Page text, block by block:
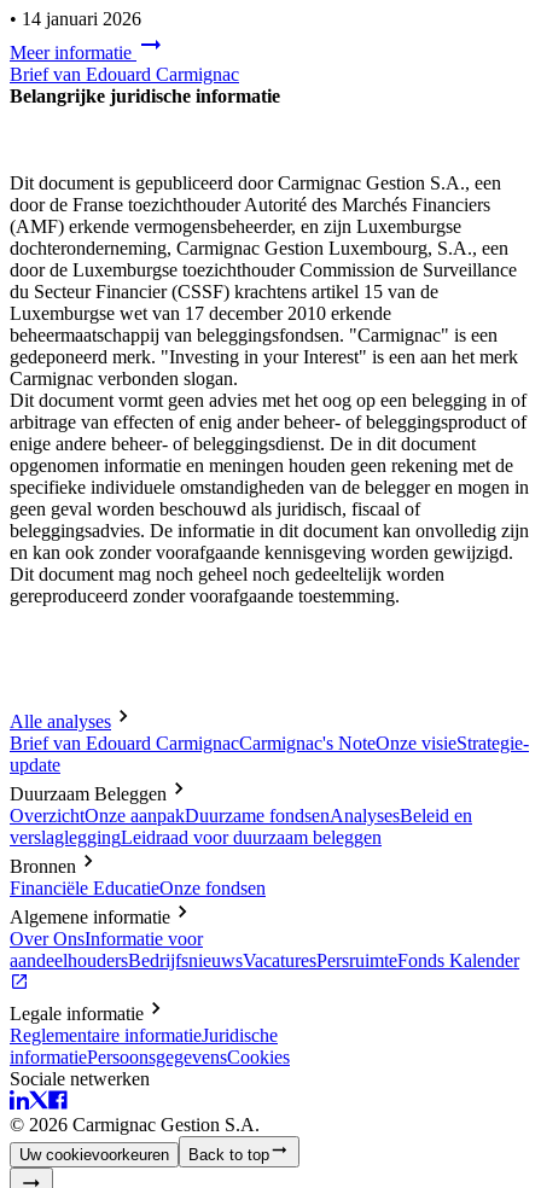
• 14 januari 2026
Meer informatie
Brief van Edouard Carmignac
Belangrijke juridische informatie
Dit document is gepubliceerd door Carmignac Gestion S.A., een
door de Franse toezichthouder Autorité des Marchés Financiers
(AMF) erkende vermogensbeheerder, en zijn Luxemburgse
dochteronderneming, Carmignac Gestion Luxembourg, S.A., een
door de Luxemburgse toezichthouder Commission de Surveillance
du Secteur Financier (CSSF) krachtens artikel 15 van de
Luxemburgse wet van 17 december 2010 erkende
beheermaatschappij van beleggingsfondsen. "Carmignac" is een
gedeponeerd merk. "Investing in your Interest" is een aan het merk
Carmignac verbonden slogan.
Dit document vormt geen advies met het oog op een belegging in of
arbitrage van effecten of enig ander beheer- of beleggingsproduct of
enige andere beheer- of beleggingsdienst. De in dit document
opgenomen informatie en meningen houden geen rekening met de
specifieke individuele omstandigheden van de belegger en mogen in
geen geval worden beschouwd als juridisch, fiscaal of
beleggingsadvies. De informatie in dit document kan onvolledig zijn
en kan ook zonder voorafgaande kennisgeving worden gewijzigd.
Dit document mag noch geheel noch gedeeltelijk worden
gereproduceerd zonder voorafgaande toestemming.
Alle analyses
Brief van Edouard CarmignacCarmignac's NoteOnze visieStrategie-
update
Duurzaam Beleggen
OverzichtOnze aanpakDuurzame fondsenAnalysesBeleid en
verslagleggingLeidraad voor duurzaam beleggen
Bronnen
Financiële EducatieOnze fondsen
Algemene informatie
Over OnsInformatie voor
aandeelhoudersBedrijfsnieuwsVacaturesPersruimteFonds Kalender
Legale informatie
Reglementaire informatieJuridische
informatiePersoonsgegevensCookies
Sociale netwerken
© 2026 Carmignac Gestion S.A.
Uw cookievoorkeuren Back to top